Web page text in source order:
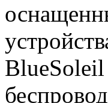
BlueSoleil